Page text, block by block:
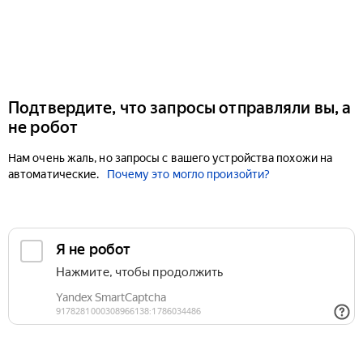
Подтвердите, что запросы отправляли вы, а
не робот
Нам очень жаль, но запросы с вашего устройства похожи на
автоматические.
Почему это могло произойти?